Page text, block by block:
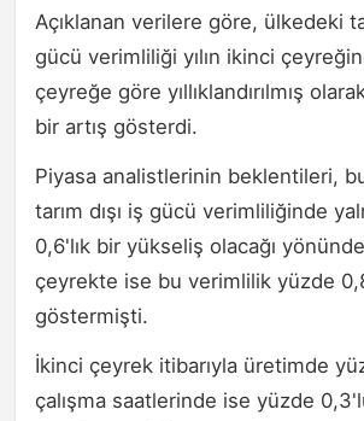
Açıklanan verilere göre, ülkedeki
gücü verimliliği yılın ikinci
çeyreğe göre yıllıklandırılmış
bir artış gösterdi.
Piyasa analistlerinin beklentileri,
tarım dışı iş gücü verimliliğinde
0,6'lık bir yükseliş olacağı
çeyrekte ise bu verimlilik yüzde
göstermişti.
İkinci çeyrek itibarıyla üretimde
çalışma saatlerinde ise yüzde